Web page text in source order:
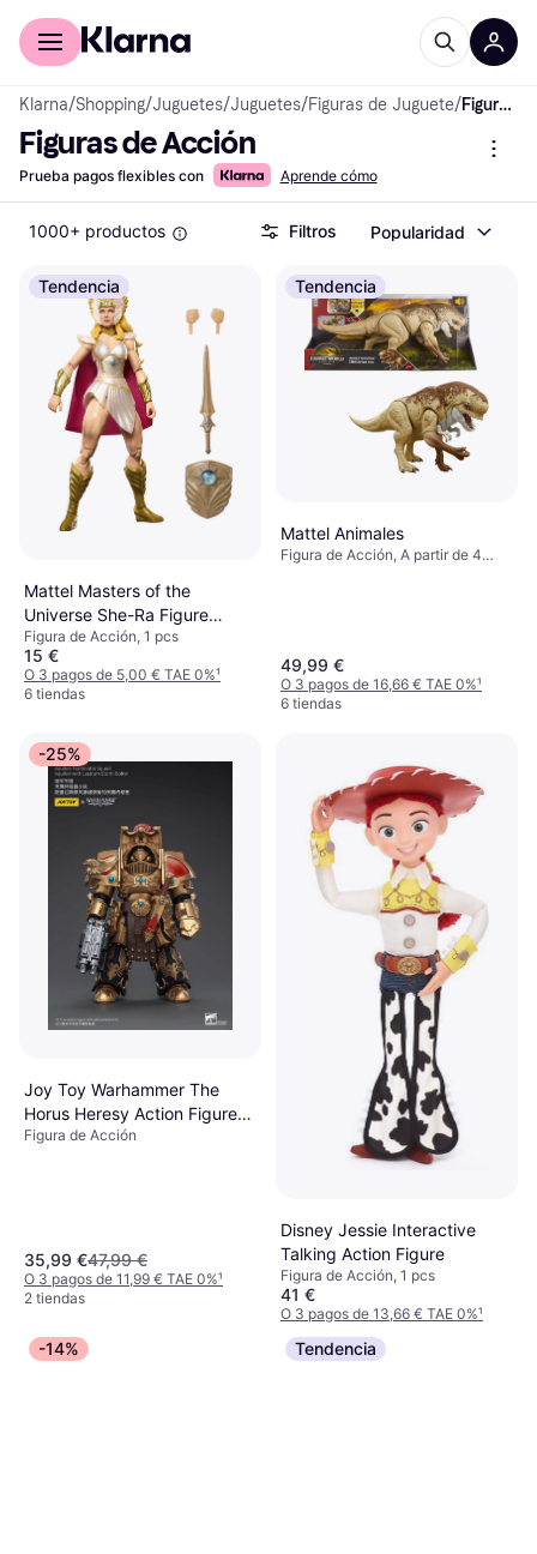
Comprar con Klarna
Klarna/Shopping/Juguetes/Juguetes/Figuras de Juguete/ Figuras de Acción
Figuras de Acción
Prueba pagos flexibles con Aprende cómo
1000+ productos Filtros Popularidad
Tendencia
Mattel Masters of the
Universe She-Ra Figure
JBP83
Figura de Acción, 1 pcs
15 €
O 3 pagos de 5,00 € TAE 0%¹
6 tiendas
Tendencia
Mattel Animales
Figura de Acción, A partir de 4
49,99 €
O 3 pagos de 16,66 € TAE 0%¹
6 tiendas
-25%
Joy Toy Warhammer The
Horus Heresy Action Figure
1/18 Legio Custodes Aquilon
Figura de Acción
35,99 €47,99 €
O 3 pagos de 11,99 € TAE 0%¹
2 tiendas
Disney Jessie Interactive
Talking Action Figure
Figura de Acción, 1 pcs
41 €
O 3 pagos de 13,66 € TAE 0%¹
2 tiendas
-14% Tendencia